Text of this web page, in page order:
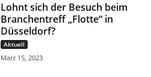
Lohnt sich der Besuch beim
Branchentreff „Flotte“ in
Düsseldorf?
Aktuell
März 15, 2023